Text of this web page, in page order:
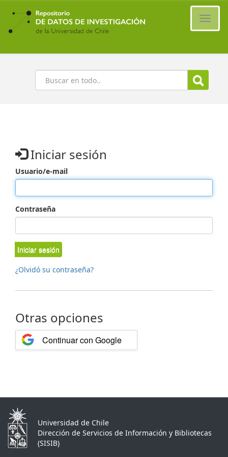
Ir
contenido
principal
Buscar
Iniciar sesión
Usuario/e-mail
Contraseña
Iniciar sesión
¿Olvidó su contraseña?
Otras opciones
Continuar con Google
Universidad de Chile
Dirección de Servicios de Información y Bibliotecas
(SISIB)